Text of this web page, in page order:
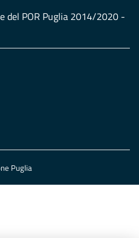
del POR Puglia 2014/2020 -
Puglia